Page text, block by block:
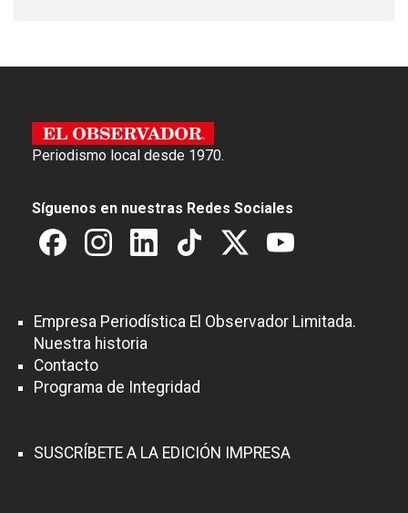
Periodismo local desde 1970.
Síguenos en nuestras Redes Sociales
Empresa Periodística El Observador Limitada.
Nuestra historia
Contacto
Programa de Integridad
SUSCRÍBETE A LA EDICIÓN IMPRESA